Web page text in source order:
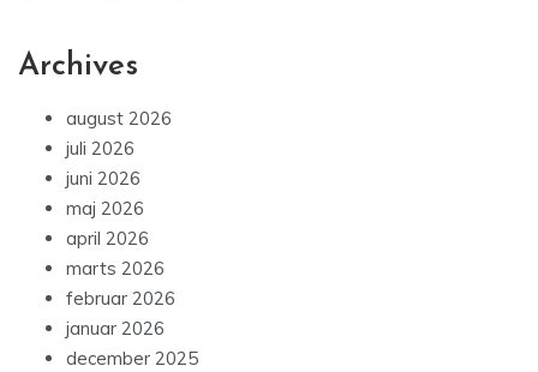
Archives
august 2026
juli 2026
juni 2026
maj 2026
april 2026
marts 2026
februar 2026
januar 2026
december 2025